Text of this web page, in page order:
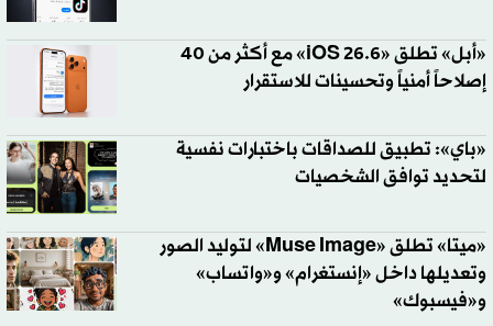
«أبل» تطلق «iOS 26.6» مع أكثر من 40
إصلاحاً أمنياً وتحسينات للاستقرار
«باي»: تطبيق للصداقات باختبارات نفسية
لتحديد توافق الشخصيات
«ميتا» تطلق «Muse Image» لتوليد الصور
وتعديلها داخل «إنستغرام» و«واتساب»
و«فيسبوك»